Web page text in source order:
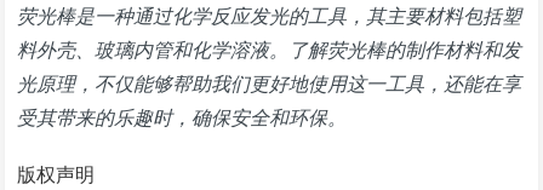
荧光棒是一种通过化学反应发光的工具，其主要材料包括塑
料外壳、玻璃内管和化学溶液。了解荧光棒的制作材料和发
光原理，不仅能够帮助我们更好地使用这一工具，还能在享
受其带来的乐趣时，确保安全和环保。
版权声明